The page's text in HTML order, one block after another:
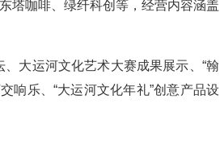
塔咖啡、绿纤科创等，经营内容涵盖
大运河文化艺术大赛成果展示、“翰
响乐、“大运河文化年礼”创意产品设